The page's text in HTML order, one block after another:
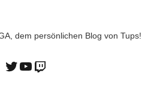
dem persönlichen Blog von Tups!